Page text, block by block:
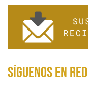
Síguenos en